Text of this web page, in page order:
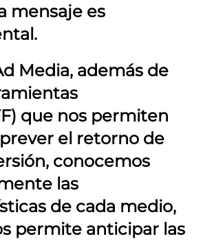
mensaje es
Media, además de
que nos permiten
el retorno de
conocemos
las
de cada medio,
permite anticipar las